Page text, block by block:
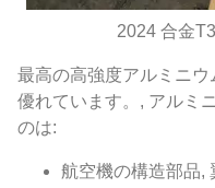
2024 合金
最高の高強度アルミニ
優れています。, アルミ
のは:
航空機の構造部品,